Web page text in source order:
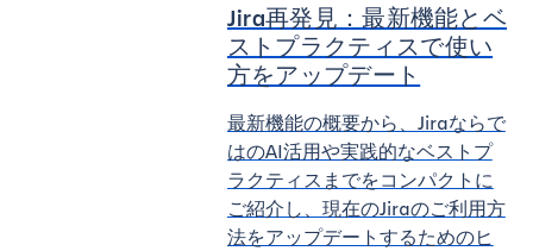
Jira再発見：最新機能とベ
ストプラクティスで使い
方をアップデート
最新機能の概要から、Jiraならで
はのAI活用や実践的なベストプ
ラクティスまでをコンパクトに
ご紹介し、現在のJiraのご利用方
法をアップデートするためのヒ